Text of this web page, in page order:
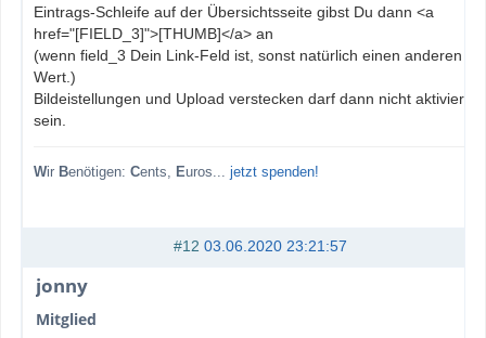
Eintrags-Schleife auf der Übersichtsseite gibst Du dann <a
href="[FIELD_3]">[THUMB]</a> an
(wenn field_3 Dein Link-Feld ist, sonst natürlich einen anderen
Wert.)
Bildeistellungen und Upload verstecken darf dann nicht aktiviert
sein.
Wir Benötigen: Cents, Euros... jetzt spenden!
#12 03.06.2020 23:21:57
jonny
Mitglied